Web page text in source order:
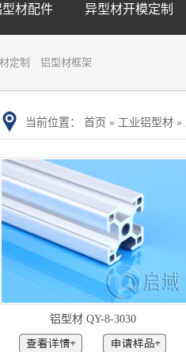
型材配件 异型材开模定制
定制 铝型材框架
当前位置： 首页 » 工业铝型材 »
铝型材 QY-8-3030